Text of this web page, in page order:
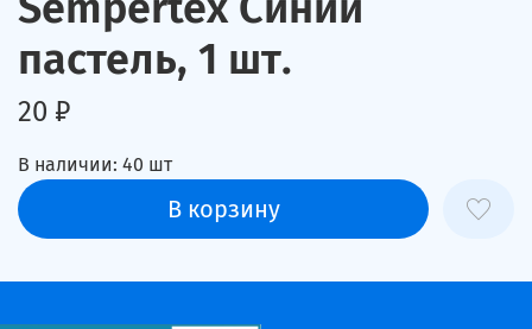
пастель, 1 шт.
20 ₽
В наличии: 40 шт
В корзину